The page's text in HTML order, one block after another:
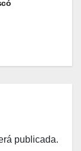
publicada.